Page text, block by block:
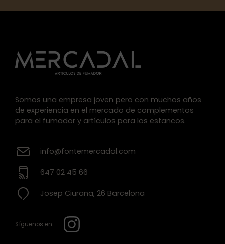
Somos una empresa joven pero con muchos años
de experiencia en el mercado de complementos
para el fumador y artículos para los estancos.
info@fontemercadal.com
647 02 45 66
Josep Ciurana, 26 Barcelona
Síguenos en: